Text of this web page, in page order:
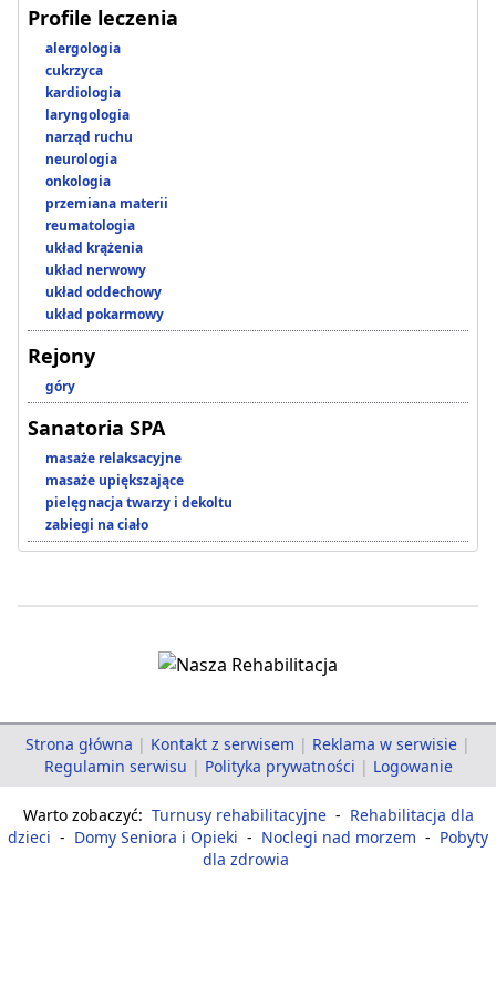
Profile leczenia
alergologia
cukrzyca
kardiologia
laryngologia
narząd ruchu
neurologia
onkologia
przemiana materii
reumatologia
układ krążenia
układ nerwowy
układ oddechowy
układ pokarmowy
Rejony
góry
Sanatoria SPA
masaże relaksacyjne
masaże upiększające
pielęgnacja twarzy i dekoltu
zabiegi na ciało
Strona główna | Kontakt z serwisem | Reklama w serwisie |
Regulamin serwisu | Polityka prywatności | Logowanie
Warto zobaczyć: Turnusy rehabilitacyjne - Rehabilitacja dla
dzieci - Domy Seniora i Opieki - Noclegi nad morzem - Pobyty
dla zdrowia